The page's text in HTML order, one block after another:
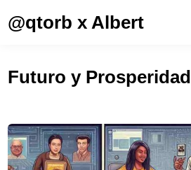
@qtorb x Albert
Futuro y Prosperidad